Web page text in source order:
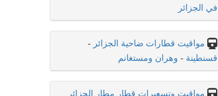
في الجزائر
مواقيت قطارات ضاحية الجزائر -
قسنطينة - وهران ومستغانم
مواقيت وتسعيرات قطار مطار الجزائر